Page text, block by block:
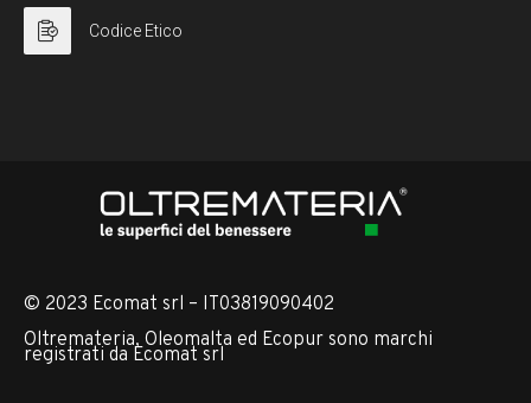
Codice Etico
© 2023 Ecomat srl – IT03819090402
Oltremateria, Oleomalta ed Ecopur sono marchi
registrati da Ecomat srl